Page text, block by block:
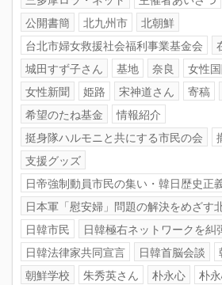
公開書簡
北九州市
北朝鮮
台北市婦女救援社会福利事業基金会
城田すず子さん
基地 奈良
女性
女性新聞
姫路 宋神道さん 寄稿
希望のたね基金
情報紹介
挺身隊ハルモニと共にする市民の会
支援グッズ
日帝強制動員市民の集い・韓日歴史正
日本軍「慰安婦」問題の解決をめざす
日韓市民
日韓極右ネットワークを糾
日韓法律家共同宣言
日韓首脳会談
朝鮮学校
朱秀英さん 朴永心 朴